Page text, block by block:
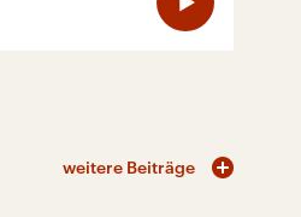
weitere Beiträge